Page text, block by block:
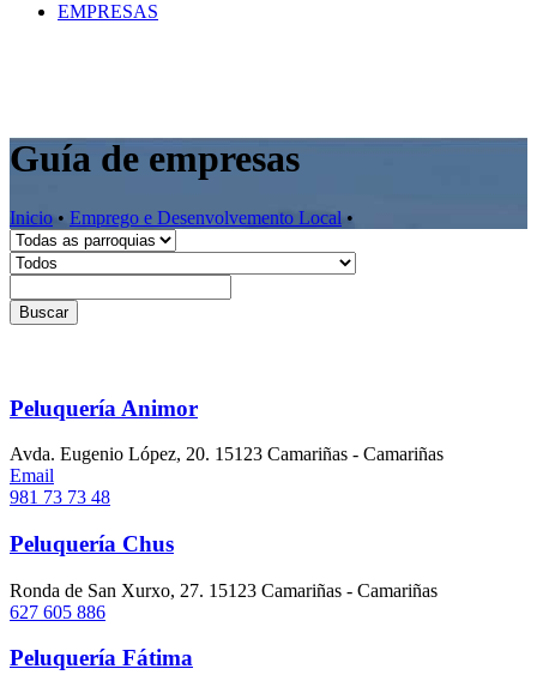
EMPRESAS
Guía de empresas
Inicio • Emprego e Desenvolvemento Local •
Buscar
Peluquería Animor
Avda. Eugenio López, 20. 15123 Camariñas - Camariñas
Email
981 73 73 48
Peluquería Chus
Ronda de San Xurxo, 27. 15123 Camariñas - Camariñas
627 605 886
Peluquería Fátima